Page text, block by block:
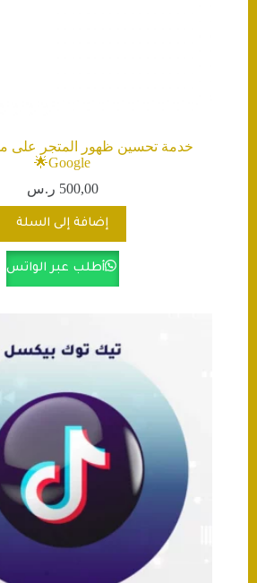
خدمة تحسين ظهور المتجر على
Google🌟
500,00 ر.س
إضافة إلى السلة
أطلب عبر الواتس